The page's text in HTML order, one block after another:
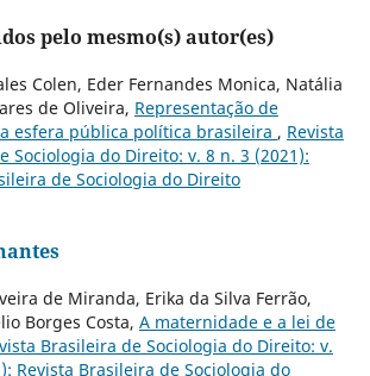
pelo mesmo(s) autor(es)
Colen, Eder Fernandes Monica, Natália
de Oliveira, Representação de
esfera pública política brasileira , Revista
Sociologia do Direito: v. 8 n. 3 (2021):
de Sociologia do Direito
de Miranda, Erika da Silva Ferrão,
Borges Costa, A maternidade e a lei de
Brasileira de Sociologia do Direito: v.
Revista Brasileira de Sociologia do